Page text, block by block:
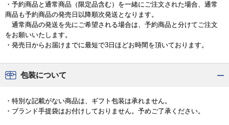
・予約商品と通常商品（限定品含む）を一緒にご注文された場合、通常
商品も予約商品の発売日以降順次発送となります。
通常商品の発送を先にご希望される場合は、予約商品と分けてご注文
をお願いいたします。
・発売日からお届けまでに最短で3日ほどお時間を頂いております。
包装について
・特別な記載がない商品は、ギフト包装は承れません。
・ブランド手提袋はお付けしておりません。予めご了承ください。